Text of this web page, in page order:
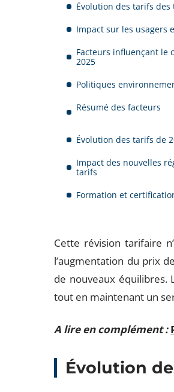
Évolution des tarifs des
Impact sur les usagers
Facteurs influençant le
2025
Politiques
Résumé des facteurs
Évolution des tarifs de
Impact des nouvelles
tarifs
Formation et
Cette révision tarifaire
l’augmentation du prix
de nouveaux équilibres.
tout en maintenant un
A lire en complément :
Évolution